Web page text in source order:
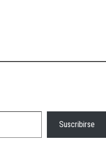
Suscribirse